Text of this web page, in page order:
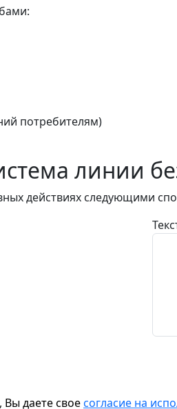
потребителям)
линии
действиях следующими
, Вы даете своесогласие на